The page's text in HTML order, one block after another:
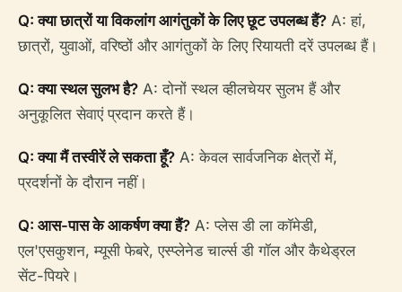
Q: क्या छात्रों या विकलांग आगंतुकों के लिए छूट उपलब्ध हैं? A: हां,
छात्रों, युवाओं, वरिष्ठों और आगंतुकों के लिए रियायती दरें उपलब्ध हैं।
Q: क्या स्थल सुलभ है? A: दोनों स्थल व्हीलचेयर सुलभ हैं और
अनुकूलित सेवाएं प्रदान करते हैं।
Q: क्या मैं तस्वीरें ले सकता हूँ? A: केवल सार्वजनिक क्षेत्रों में,
प्रदर्शनों के दौरान नहीं।
Q: आस-पास के आकर्षण क्या हैं? A: प्लेस डी ला कॉमेडी,
एल'एसकुशन, म्यूसी फेबरे, एस्प्लेनेड चार्ल्स डी गॉल और कैथेड्रल
सेंट-पियरे।